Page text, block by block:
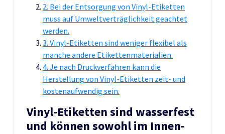
2. Bei der Entsorgung von Vinyl-Etiketten
muss auf Umweltverträglichkeit geachtet
werden.
3. Vinyl-Etiketten sind weniger flexibel als
manche andere Etikettenmaterialien.
4. Je nach Druckverfahren kann die
Herstellung von Vinyl-Etiketten zeit- und
kostenaufwendig sein.
Vinyl-Etiketten sind wasserfest
und können sowohl im Innen-